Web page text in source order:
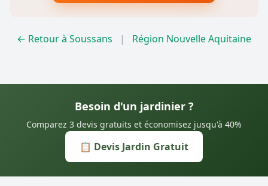
← Retour à Soussans | Région Nouvelle Aquitaine
Besoin d'un jardinier ?
Comparez 3 devis gratuits et économisez jusqu'à 40%
📋 Devis Jardin Gratuit